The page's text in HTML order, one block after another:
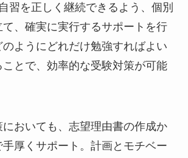
習を正しく継続できるよう、個別
、確実に実行するサポートを行
ようにどれだけ勉強すればよい
とで、効率的な受験対策が可能
おいても、志望理由書の作成か
手厚くサポート。計画とモチベー